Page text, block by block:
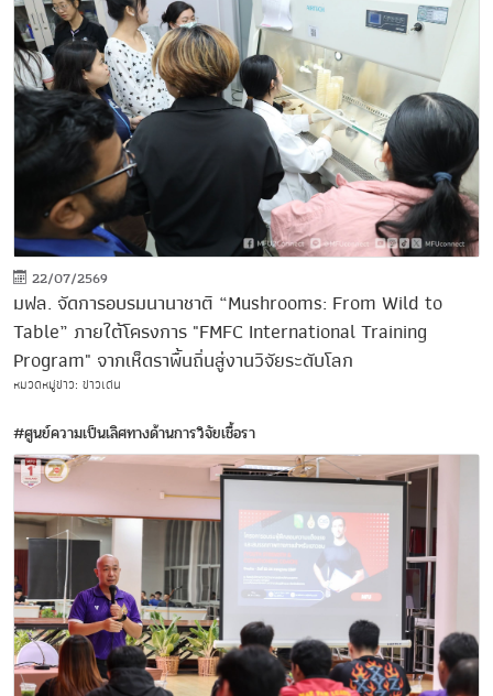
22/07/2569
มฟล. จัดการอบรมนานาชาติ “Mushrooms: From Wild to
Table” ภายใต้โครงการ "FMFC International Training
Program" จากเห็ดราพื้นถิ่นสู่งานวิจัยระดับโลก
หมวดหมู่ข่าว: ข่าวเด่น
#ศูนย์ความเป็นเลิศทางด้านการวิจัยเชื้อรา